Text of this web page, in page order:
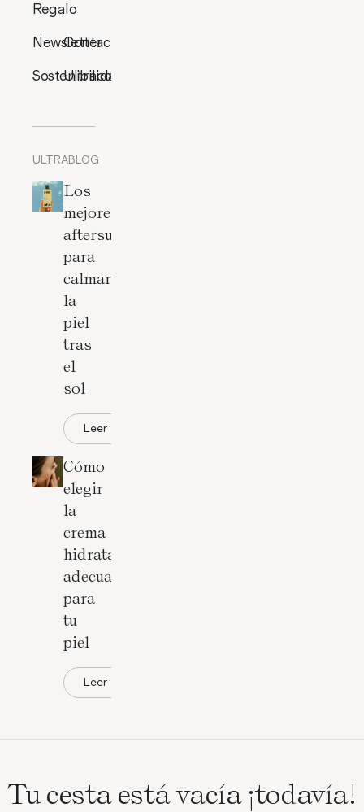
Regalo
Newsletter
Contacto
Sostenibilidad
Ultracosmética
ULTRABLOG
Los
mejores
aftersun
para
calmar
la
piel
tras
el
sol
Leer
Cómo
elegir
la
crema
hidratante
adecuada
para
tu
piel
Leer
Tu cesta está vacía ¡todavía!